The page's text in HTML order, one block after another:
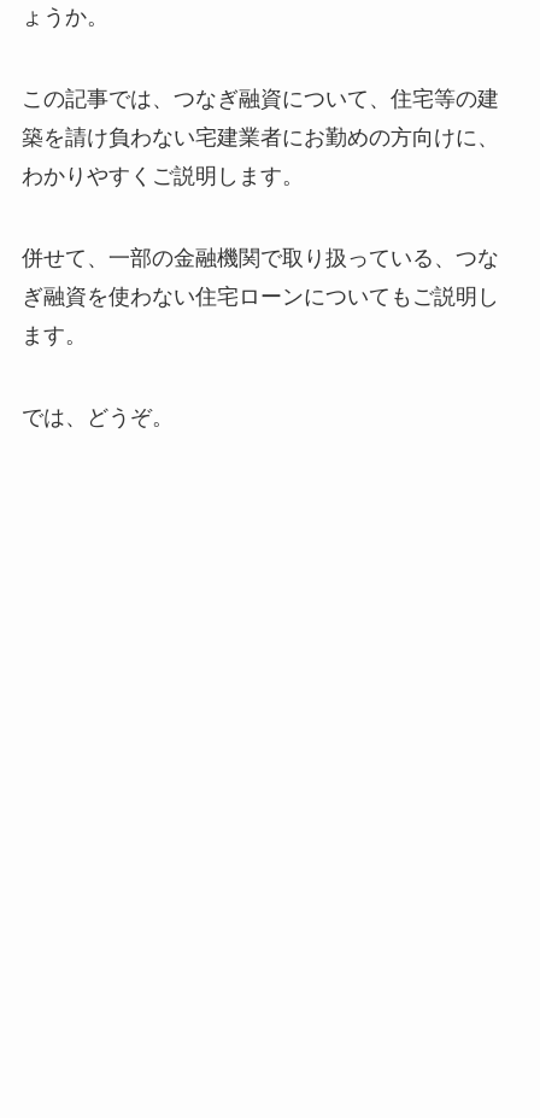
ょうか。
この記事では、つなぎ融資について、住宅等の建
築を請け負わない宅建業者にお勤めの方向けに、
わかりやすくご説明します。
併せて、一部の金融機関で取り扱っている、つな
ぎ融資を使わない住宅ローンについてもご説明し
ます。
では、どうぞ。